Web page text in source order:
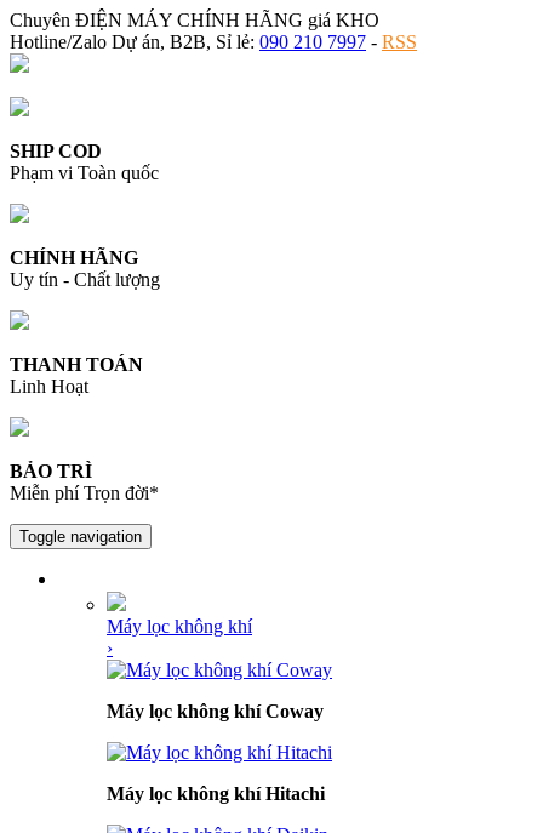
Chuyên ĐIỆN MÁY CHÍNH HÃNG giá KHO
Hotline/Zalo Dự án, B2B, Sỉ lẻ: 090 210 7997 - RSS
SHIP COD
Phạm vi Toàn quốc
CHÍNH HÃNG
Uy tín - Chất lượng
THANH TOÁN
Linh Hoạt
BẢO TRÌ
Miễn phí Trọn đời*
Toggle navigation
Máy lọc không khí
›
Máy lọc không khí Coway
Máy lọc không khí Hitachi